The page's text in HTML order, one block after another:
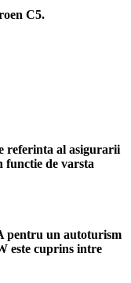
C5.
referinta al asigurarii
de varsta
pentru un autoturism
este cuprins intre